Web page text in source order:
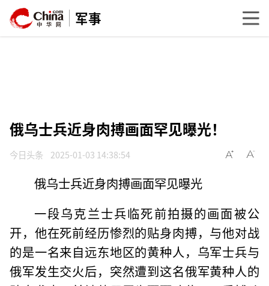
军事
俄乌士兵近身肉搏画面罕见曝光！
今日头条 2025-01-03 14:38:54
俄乌士兵近身肉搏画面罕见曝光
一段乌克兰士兵临死前拍摄的画面被公
开，他在死前经历惨烈的贴身肉搏，与他对战
的是一名来自远东地区的黄种人，乌军士兵与
俄军发生交火后，突然遭到这名俄军黄种人的